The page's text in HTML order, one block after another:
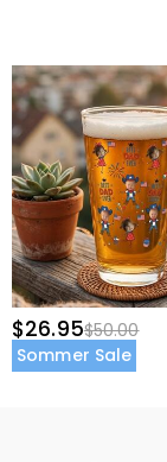
$26.95$50.00
Sommer Sale